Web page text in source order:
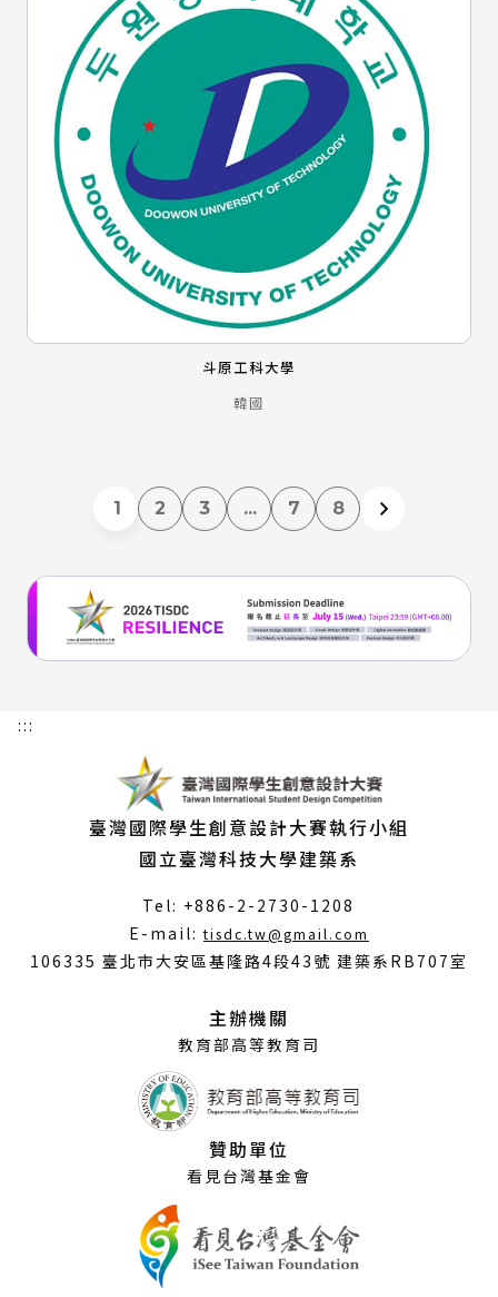
斗原工科大學
韓國
1 2 3 ... 7 8
:::
臺灣國際學生創意設計大賽執行小組
國立臺灣科技大學建築系
Tel: +886-2-2730-1208
E-mail:tisdc.tw@gmail.com
開
106335 臺北市大安區基隆路4段43號 建築系RB707室
主辦機關
教育部高等教育司
贊助單位
看見台灣基金會